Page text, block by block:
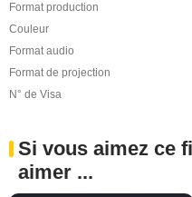
Format production
Couleur
Format audio
Format de projection
N° de Visa
Si vous aimez ce
aimer ...